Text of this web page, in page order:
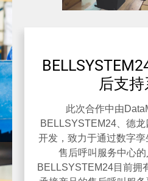
后支
此次合作中由
BELLSYSTEM24、德
开发，致力于通过数字
售后呼叫服务中心的
BELLSYSTEM24目前拥